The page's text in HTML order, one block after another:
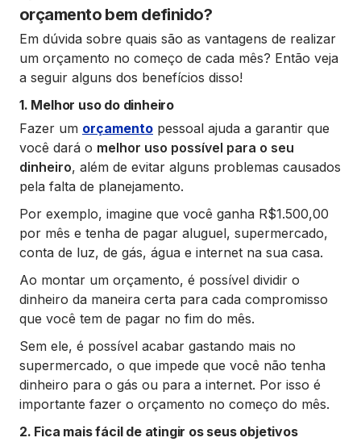
orçamento bem definido?
Em dúvida sobre quais são as vantagens de realizar
um orçamento no começo de cada mês? Então veja
a seguir alguns dos benefícios disso!
1. Melhor uso do dinheiro
Fazer um orçamento pessoal ajuda a garantir que
você dará o melhor uso possível para o seu
dinheiro, além de evitar alguns problemas causados
pela falta de planejamento.
Por exemplo, imagine que você ganha R$1.500,00
por mês e tenha de pagar aluguel, supermercado,
conta de luz, de gás, água e internet na sua casa.
Ao montar um orçamento, é possível dividir o
dinheiro da maneira certa para cada compromisso
que você tem de pagar no fim do mês.
Sem ele, é possível acabar gastando mais no
supermercado, o que impede que você não tenha
dinheiro para o gás ou para a internet. Por isso é
importante fazer o orçamento no começo do mês.
2. Fica mais fácil de atingir os seus objetivos